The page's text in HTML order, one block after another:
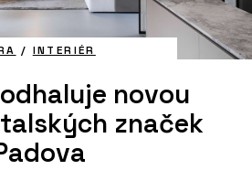
/ INTERIÉR
novou
značek